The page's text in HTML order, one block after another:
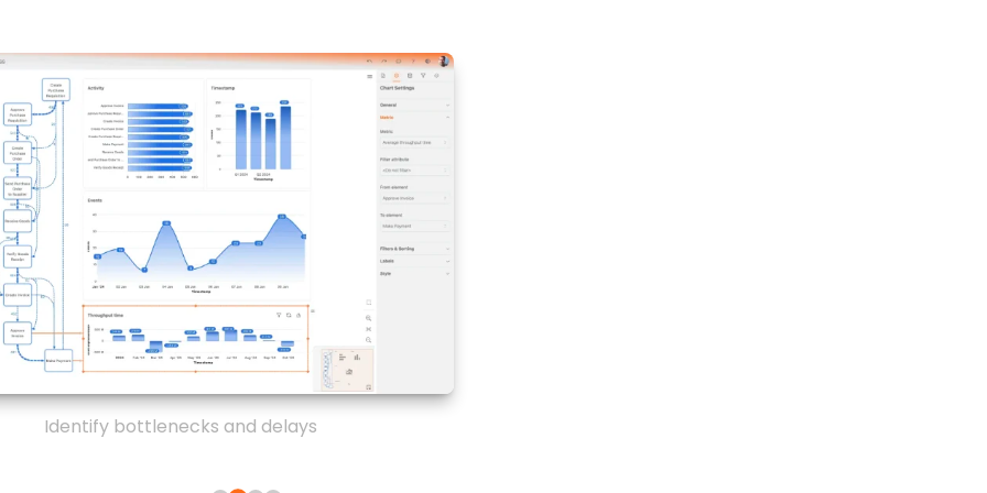
Identify bottlenecks and delays